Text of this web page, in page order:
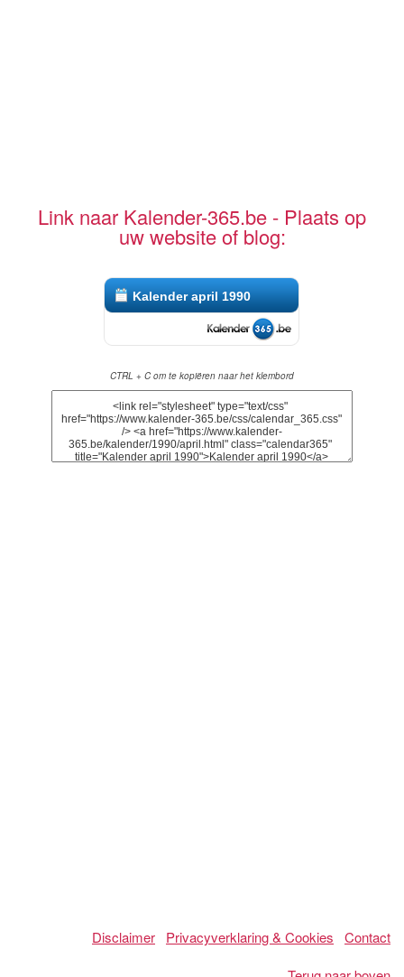
Link naar Kalender-365.be - Plaats op
uw website of blog:
Kalender april 1990
CTRL + C om te kopiëren naar het klembord
Disclaimer Privacyverklaring & Cookies
Contact